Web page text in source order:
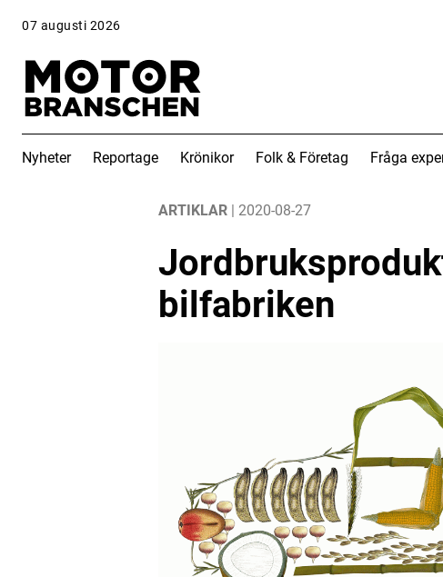
07 augusti 2026
Nyheter Reportage Krönikor Folk & Företag Fråga
ARTIKLAR | 2020-08-27
bilfabriken